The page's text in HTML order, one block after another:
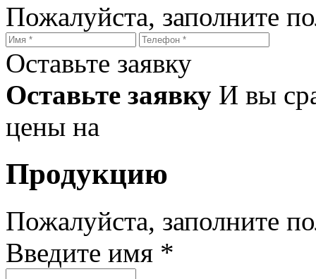
Пожалуйста, заполните
Оставьте заявку
Оставьте заявку И вы
цены на
Продукцию
Пожалуйста, заполните
Введите имя *